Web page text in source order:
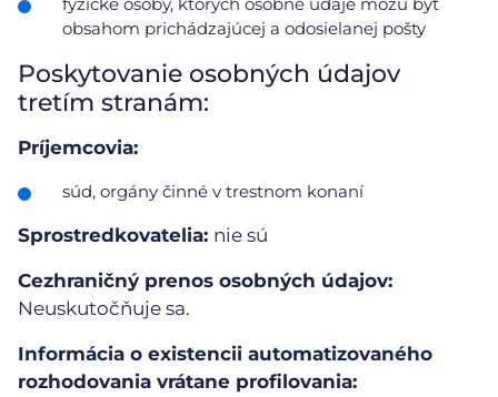
obsahom prichádzajúcej a odosielanej pošty
Poskytovanie osobných údajov
tretím stranám:
Príjemcovia:
súd, orgány činné v trestnom konaní
Sprostredkovatelia: nie sú
Cezhraničný prenos osobných údajov:
Neuskutočňuje sa.
Informácia o existencii automatizovaného
rozhodovania vrátane profilovania: